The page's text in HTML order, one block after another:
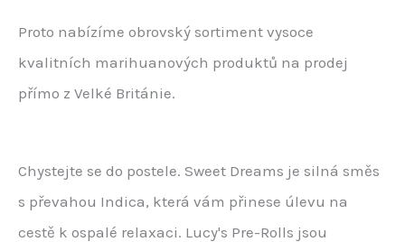
Proto nabízíme obrovský sortiment vysoce
kvalitních marihuanových produktů na prodej
přímo z Velké Británie.
Chystejte se do postele. Sweet Dreams je silná směs
s převahou Indica, která vám přinese úlevu na
cestě k ospalé relaxaci. Lucy's Pre-Rolls jsou